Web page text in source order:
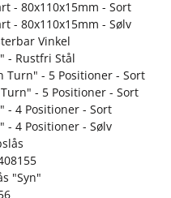
- 80x110x15mm - Sort
- 80x110x15mm - Sølv
Vinkel
- Rustfri Stål
Turn" - 5 Positioner - Sort
- 5 Positioner - Sort
- 4 Positioner - Sort
- 4 Positioner - Sølv
"Syn"